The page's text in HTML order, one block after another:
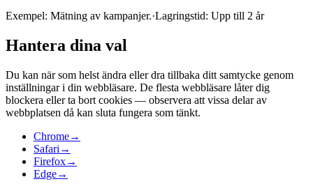
Exempel: Mätning av kampanjer.·Lagringstid: Upp till 2 år
Hantera dina val
Du kan när som helst ändra eller dra tillbaka ditt samtycke genom
inställningar i din webbläsare. De flesta webbläsare låter dig
blockera eller ta bort cookies — observera att vissa delar av
webbplatsen då kan sluta fungera som tänkt.
Chrome→
Safari →
Firefox→
Edge→